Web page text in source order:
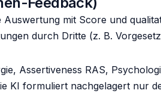
mit Score und
durch Dritte (z. B.
Assertiveness RAS,
KI formuliert nachgelagert nur